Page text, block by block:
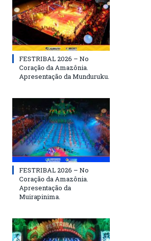
FESTRIBAL 2026 – No
Coração da Amazônia.
Apresentação da Munduruku.
FESTRIBAL 2026 – No
Coração da Amazônia.
Apresentação da
Muirapinima.